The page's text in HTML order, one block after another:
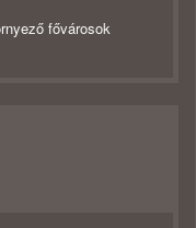
fővárosok